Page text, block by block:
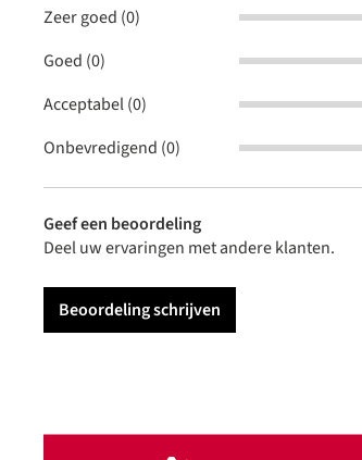
Zeer goed (0)
Goed (0)
Acceptabel (0)
Onbevredigend (0)
Geef een beoordeling
Deel uw ervaringen met andere klanten.
Beoordeling schrijven